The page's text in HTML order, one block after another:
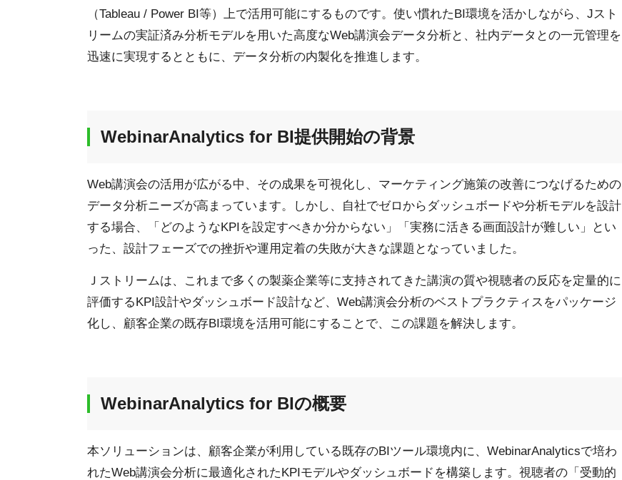
（Tableau / Power BI等）上で活用可能にするものです。使い慣れたBI環境を活かしながら、Jスト
リームの実証済み分析モデルを用いた高度なWeb講演会データ分析と、社内データとの一元管理を
迅速に実現するとともに、データ分析の内製化を推進します。
WebinarAnalytics for BI提供開始の背景
Web講演会の活用が広がる中、その成果を可視化し、マーケティング施策の改善につなげるための
データ分析ニーズが高まっています。しかし、自社でゼロからダッシュボードや分析モデルを設計
する場合、「どのようなKPIを設定すべきか分からない」「実務に活きる画面設計が難しい」とい
った、設計フェーズでの挫折や運用定着の失敗が大きな課題となっていました。
Ｊストリームは、これまで多くの製薬企業等に支持されてきた講演の質や視聴者の反応を定量的に
評価するKPI設計やダッシュボード設計など、Web講演会分析のベストプラクティスをパッケージ
化し、顧客企業の既存BI環境を活用可能にすることで、この課題を解決します。
WebinarAnalytics for BIの概要
本ソリューションは、顧客企業が利用している既存のBIツール環境内に、WebinarAnalyticsで培わ
れたWeb講演会分析に最適化されたKPIモデルやダッシュボードを構築します。視聴者の「受動的